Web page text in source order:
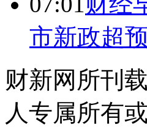
市新政超
财新网所刊
人专属所有